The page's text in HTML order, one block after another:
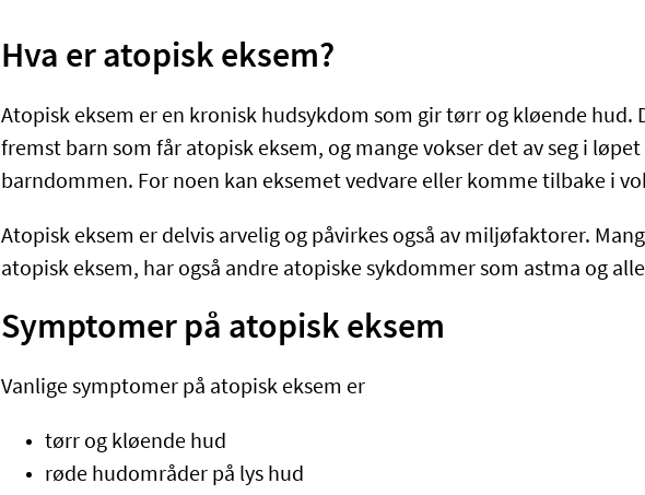
Hva er atopisk eksem?
Atopisk eksem er en kronisk hudsykdom som gir tørr og kløende hud.
fremst barn som får atopisk eksem, og mange vokser det av seg i løpet
barndommen. For noen kan eksemet vedvare eller komme tilbake i
Atopisk eksem er delvis arvelig og påvirkes også av miljøfaktorer.
atopisk eksem, har også andre atopiske sykdommer som astma og
Symptomer på atopisk eksem
Vanlige symptomer på atopisk eksem er
tørr og kløende hud
røde hudområder på lys hud